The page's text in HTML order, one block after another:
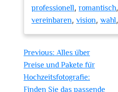
professionell, romantisch,
vereinbaren, vision, wahl,
Beitragsnavigation
Previous: Alles über
Preise und Pakete für
Hochzeitsfotografie:
Finden Sie das passende